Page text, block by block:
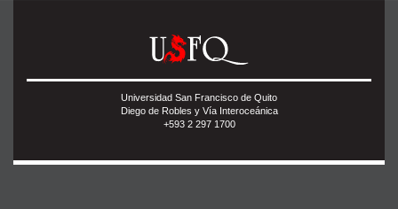
Universidad San Francisco de Quito
Diego de Robles y Vía Interoceánica
+593 2 297 1700